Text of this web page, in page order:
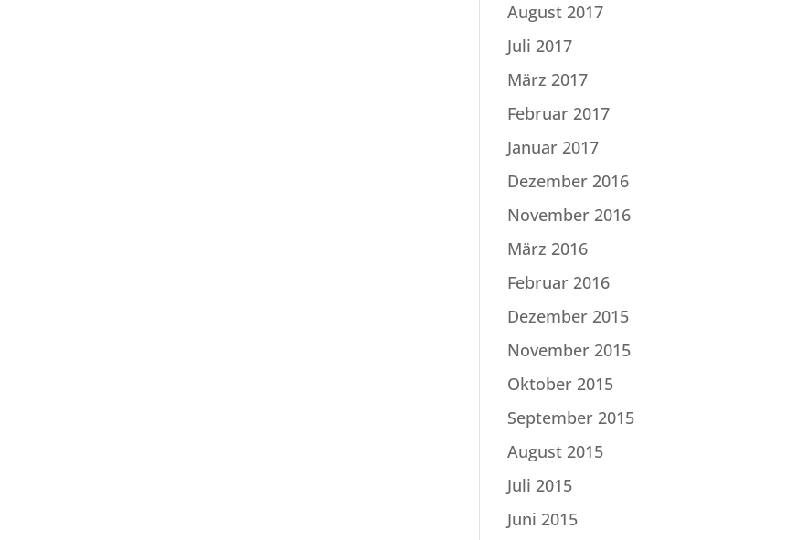
August 2017
Juli 2017
März 2017
Februar 2017
Januar 2017
Dezember 2016
November 2016
März 2016
Februar 2016
Dezember 2015
November 2015
Oktober 2015
September 2015
August 2015
Juli 2015
Juni 2015